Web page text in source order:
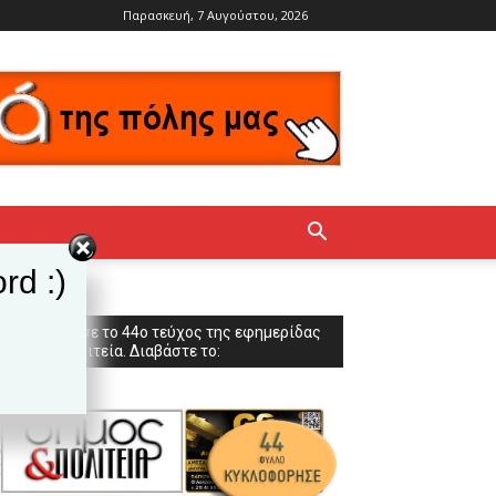
Παρασκευή, 7 Αυγούστου, 2026
Κυκλοφόρησε το 44ο τεύχος της εφημερίδας
Δήμος & Πολιτεία. Διαβάστε το:
:)